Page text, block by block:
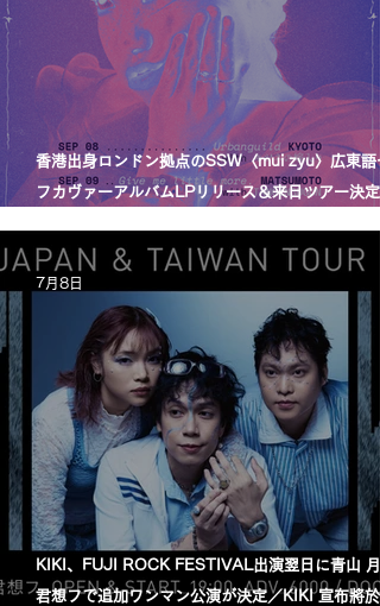
香港出身ロンドン拠点のSSW〈mui zyu〉広東語
フカヴァーアルバムLPリリース＆来日ツアー決定
KIKI、FUJI ROCK FESTIVAL出演翌日に青山 月
君想フで追加ワンマン公演が決定／KIKI 宣布將於
7月8日